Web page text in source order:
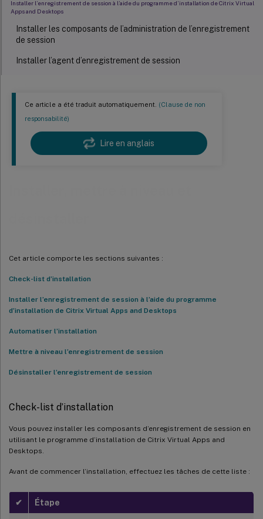
Ce article a été traduit automatiquement. (Clause de non
responsabilité)
Lire en anglais
Cet article comporte les sections suivantes :
Check-list d’installation
Installer l’enregistrement de session à l’aide du programme
d’installation de Citrix Virtual Apps and Desktops
Automatiser l’installation
Mettre à niveau l’enregistrement de session
Désinstaller l’enregistrement de session
Check-list d’installation
Vous pouvez installer les composants d’enregistrement de session en
utilisant le programme d’installation de Citrix Virtual Apps and
Desktops.
Avant de commencer l’installation, effectuez les tâches de cette liste :
✔ Étape
Installer l’enregistrement de session à l’aide du programme d’installation de Citrix Virtual
Apps and Desktops
Installer les composants de l’administration de l’enregistrement
de session
Installer l’agent d’enregistrement de session
Automatiser l’installation
Automatiser l’installation des composants d’administration de
l’enregistrement de session
Séquence de mise à niveau
Désinstaller l’enregistrement de session